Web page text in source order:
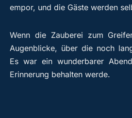
empor, und die Gäste werden
Wenn die Zauberei zum
Augenblicke, über die noch
Es war ein wunderbarer
Erinnerung behalten werde.